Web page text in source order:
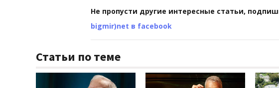
Не пропусти другие интересные статьи,
bigmir)net в facebook
Статьи по теме